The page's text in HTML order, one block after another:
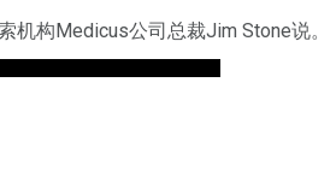
机构Medicus公司总裁Jim Stone说。